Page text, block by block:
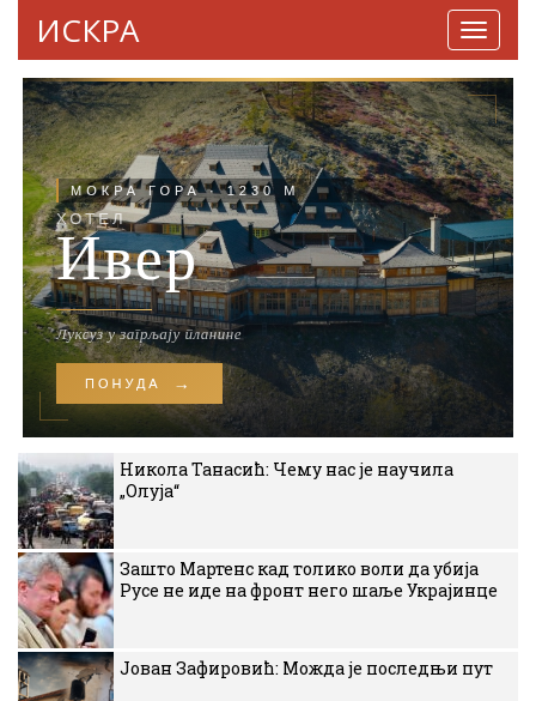
ИСКРА
Никола Танасић: Чему нас је научила
„Олуја“
Зашто Мартенс кад толико воли да убија
Русе не иде на фронт него шаље Украјинце
Јован Зафировић: Можда је последњи пут